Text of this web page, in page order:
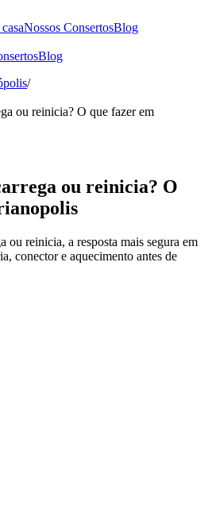
Nossos ConsertosBlog
Blog
/
ou reinicia? O que fazer em
ou reinicia? O
ou reinicia, a resposta mais segura em
conector e aquecimento antes de